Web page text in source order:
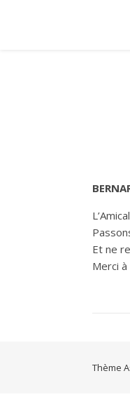
Et ne
Merci
Thème